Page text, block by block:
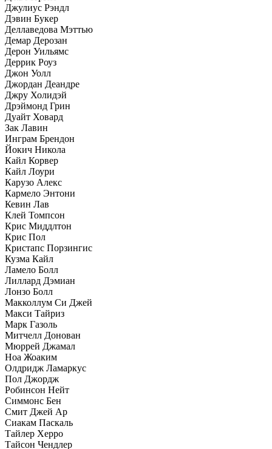
Джулиус Рэндл
Дэвин Букер
Деллаведова Мэттью
Демар Дерозан
Дерон Уильямс
Деррик Роуз
Джон Уолл
Джордан Деандре
Джру Холидэй
Дрэймонд Грин
Дуайт Ховард
Зак Лавин
Инграм Брендон
Йокич Никола
Кайл Корвер
Кайл Лоури
Карузо Алекс
Кармело Энтони
Кевин Лав
Клей Томпсон
Крис Миддлтон
Крис Пол
Кристапс Порзингис
Кузма Кайл
Ламело Болл
Лиллард Дэмиан
Лонзо Болл
Макколлум Си Джей
Макси Тайриз
Марк Газоль
Митчелл Донован
Мюррей Джамал
Ноа Жоаким
Олдридж Ламаркус
Пол Джордж
Робинсон Нейт
Симмонс Бен
Смит Джей Ар
Сиакам Паскаль
Тайлер Херро
Тайсон Чендлер